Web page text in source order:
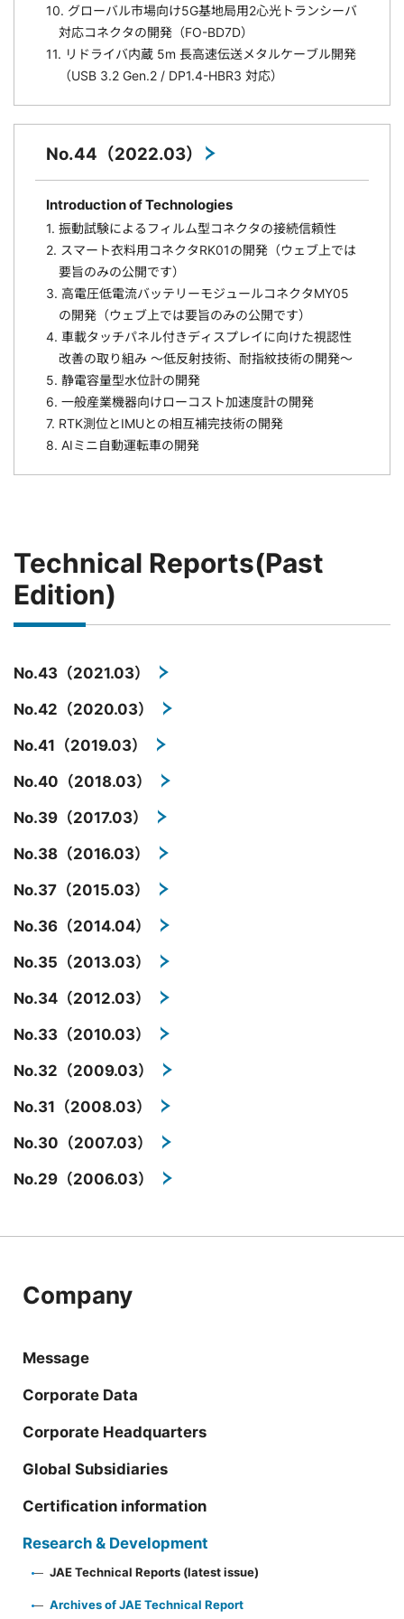
10. グローバル市場向け5G基地局用2心光トランシーバ
対応コネクタの開発（FO-BD7D）
11. リドライバ内蔵 5m 長高速伝送メタルケーブル開発
（USB 3.2 Gen.2 / DP1.4-HBR3 対応）
No.44（2022.03）
Introduction of Technologies
1. 振動試験によるフィルム型コネクタの接続信頼性
2. スマート衣料用コネクタRK01の開発（ウェブ上では
要旨のみの公開です）
3. 高電圧低電流バッテリーモジュールコネクタMY05
の開発（ウェブ上では要旨のみの公開です）
4. 車載タッチパネル付きディスプレイに向けた視認性
改善の取り組み ～低反射技術、耐指紋技術の開発～
5. 静電容量型水位計の開発
6. 一般産業機器向けローコスト加速度計の開発
7. RTK測位とIMUとの相互補完技術の開発
8. AIミニ自動運転車の開発
Technical Reports(Past
Edition)
No.43（2021.03）
No.42（2020.03）
No.41（2019.03）
No.40（2018.03）
No.39（2017.03）
No.38（2016.03）
No.37（2015.03）
No.36（2014.04）
No.35（2013.03）
No.34（2012.03）
No.33（2010.03）
No.32（2009.03）
No.31（2008.03）
No.30（2007.03）
No.29（2006.03）
Company
Message
Corporate Data
Corporate Headquarters
Global Subsidiaries
Certification information
Research & Development
JAE Technical Reports (latest issue)
Archives of JAE Technical Report